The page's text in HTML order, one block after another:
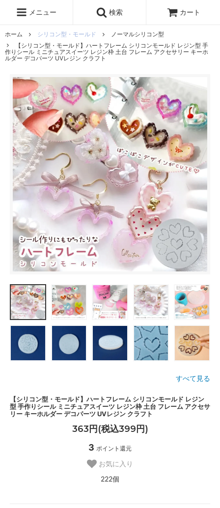
メニュー 検索 カート
ホーム シリコン型・モールド
ノーマルシリコン型
【シリコン型・モールド】ハートフレーム シリコンモールド レジン型 手
作りシール ミニチュアスイーツ レジン枠 土台 フレーム アクセサリー キーホ
ルダー デコパーツ UVレジン クラフト
すべて見る
【シリコン型・モールド】ハートフレーム シリコンモールド レジン
型 手作りシール ミニチュアスイーツ レジン枠 土台 フレーム アクセサ
リー キーホルダー デコパーツ UVレジン クラフト
363円(税込399円)
3 ポイント還元
お気に入り
222個